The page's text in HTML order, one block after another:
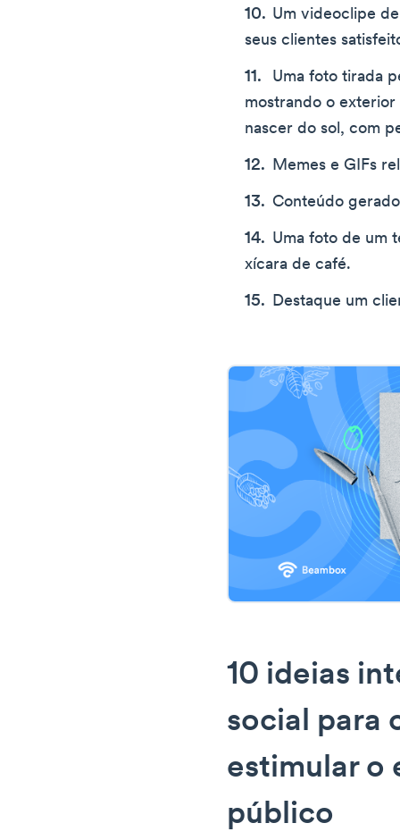
Um videoclipe
seus clientes
Uma foto tirada
mostrando o
nascer do sol, com
Memes e GIFs
Conteúdo
Uma foto de um
xícara de café.
Destaque um
10 ideias
social para
estimular o
público